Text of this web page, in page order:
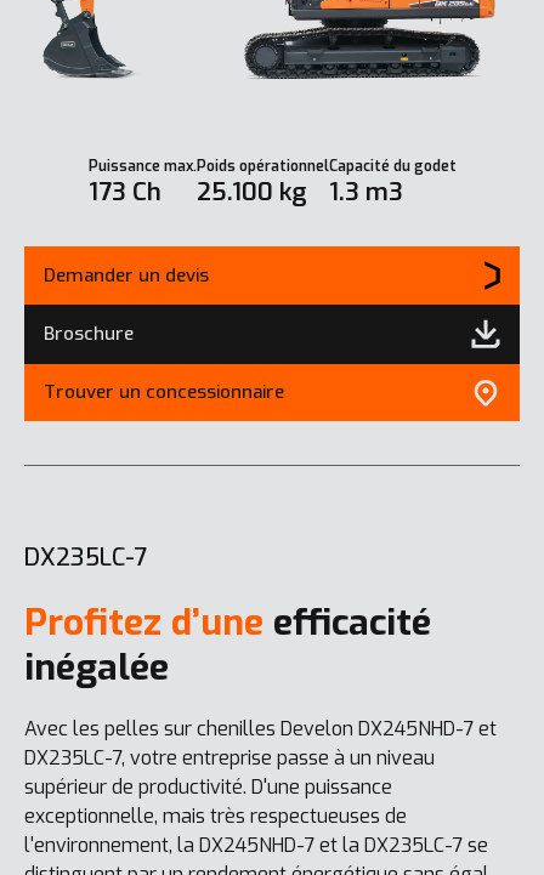
Puissance max.
173 Ch
Poids opérationnel
25.100 kg
Capacité du godet
1.3 m3
Demander un devis
Broschure
Trouver un concessionnaire
DX235LC-7
Profitez d’une efficacité
inégalée
Avec les pelles sur chenilles Develon DX245NHD-7 et
DX235LC-7, votre entreprise passe à un niveau
supérieur de productivité. D'une puissance
exceptionnelle, mais très respectueuses de
l'environnement, la DX245NHD-7 et la DX235LC-7 se